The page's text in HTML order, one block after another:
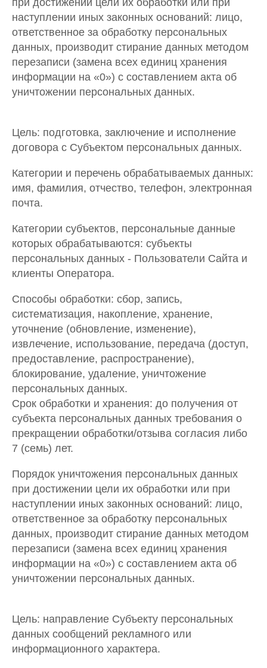
при достижении цели их обработки или при
наступлении иных законных оснований: лицо,
ответственное за обработку персональных
данных, производит стирание данных методом
перезаписи (замена всех единиц хранения
информации на «0») с составлением акта об
уничтожении персональных данных.
Цель: подготовка, заключение и исполнение
договора с Субъектом персональных данных.
Категории и перечень обрабатываемых данных:
имя, фамилия, отчество, телефон, электронная
почта.
Категории субъектов, персональные данные
которых обрабатываются: субъекты
персональных данных - Пользователи Сайта и
клиенты Оператора.
Способы обработки: сбор, запись,
систематизация, накопление, хранение,
уточнение (обновление, изменение),
извлечение, использование, передача (доступ,
предоставление, распространение),
блокирование, удаление, уничтожение
персональных данных.
Срок обработки и хранения: до получения от
субъекта персональных данных требования о
прекращении обработки/отзыва согласия либо
7 (семь) лет.
Порядок уничтожения персональных данных
при достижении цели их обработки или при
наступлении иных законных оснований: лицо,
ответственное за обработку персональных
данных, производит стирание данных методом
перезаписи (замена всех единиц хранения
информации на «0») с составлением акта об
уничтожении персональных данных.
Цель: направление Субъекту персональных
данных сообщений рекламного или
информационного характера.